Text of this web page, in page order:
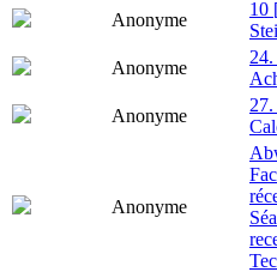
Anonyme
10
Anonyme
Anonyme
Anonyme